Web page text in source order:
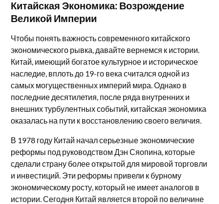
Китайская Экономика: Возрождение
Великой Империи
Чтобы понять важность современного китайского
экономического рывка, давайте вернемся к истории.
Китай, имеющий богатое культурное и историческое
наследие, вплоть до 19-го века считался одной из
самых могущественных империй мира. Однако в
последние десятилетия, после ряда внутренних и
внешних турбулентных событий, китайская экономика
оказалась на пути к восстановлению своего величия.
В 1978 году Китай начал серьезные экономические
реформы под руководством Дэн Сяопина, которые
сделали страну более открытой для мировой торговли
и инвестиций. Эти реформы привели к бурному
экономическому росту, который не имеет аналогов в
истории. Сегодня Китай является второй по величине